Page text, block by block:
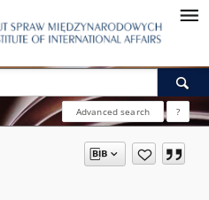
Advanced search ?